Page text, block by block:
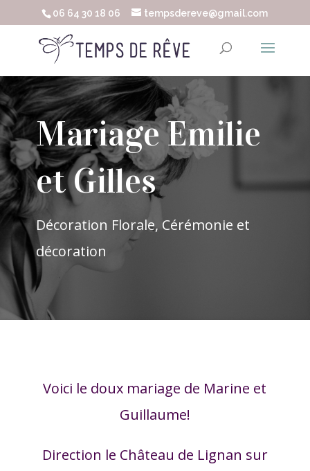
06 64 30 18 06 tempsdereve@gmail.com
Mariage Emilie
et Gilles
Décoration Florale, Cérémonie et
décoration
Voici le doux mariage de Marine et
Guillaume!
Direction le Château de Lignan sur